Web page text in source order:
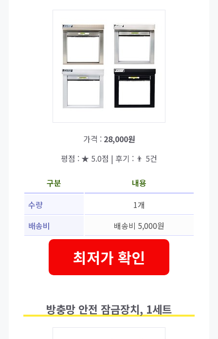
가격 : 28,000원
평점 : ★ 5.0점 | 후기 : 👨‍‍ 5건
구분
내용
수량
1개
배송비
배송비 5,000원
최저가 확인
방충망 안전 잠금장치, 1세트